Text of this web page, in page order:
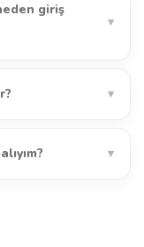
giriş
▾
▾
▾